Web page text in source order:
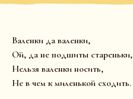
Валенки да валенки,
Ой, да не подшиты стареньки,
Нельзя валенки носить,
Не в чем к миленькой сходить.